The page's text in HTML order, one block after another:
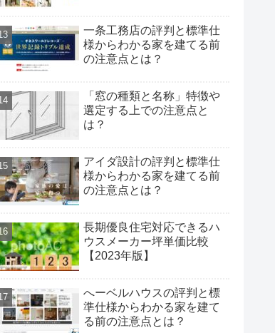
一条工務店の評判と標準仕
様からわかる家を建てる前
の注意点とは？
「窓の種類と名称」特徴や
選定する上での注意点と
は？
アイダ設計の評判と標準仕
様からわかる家を建てる前
の注意点とは？
長期優良住宅対応できるハ
ウスメーカー坪単価比較
【2023年版】
へーベルハウスの評判と標
準仕様からわかる家を建て
る前の注意点とは？